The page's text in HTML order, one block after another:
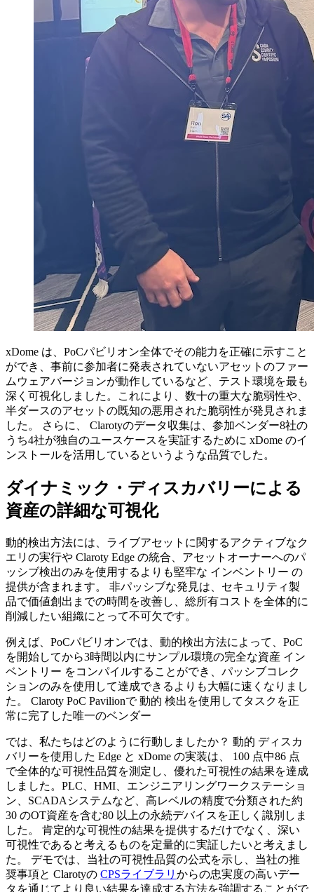
xDome は、PoCパビリオン全体でその能力を正確に示すこと
ができ、事前に参加者に発表されていないアセットのファー
ムウェアバージョンが動作しているなど、テスト環境を最も
深く可視化しました。これにより、数十の重大な脆弱性や、
半ダースのアセットの既知の悪用された脆弱性が発見されま
した。 さらに、 Clarotyのデータ収集は、参加ベンダー8社の
うち4社が独自のユースケースを実証するために xDome のイ
ンストールを活用しているというような品質でした。
ダイナミック・ディスカバリーによる
資産の詳細な可視化
動的検出方法には、ライブアセットに関するアクティブなク
エリの実行や Claroty Edge の統合、アセットオーナーへのパ
ッシブ検出のみを使用するよりも堅牢な インベントリー の
提供が含まれます。 非パッシブな発見は、セキュリティ製
品で価値創出までの時間を改善し、総所有コストを全体的に
削減したい組織にとって不可欠です。
例えば、PoCパビリオンでは、動的検出方法によって、PoC
を開始してから3時間以内にサンプル環境の完全な資産 イン
ベントリー をコンパイルすることができ、パッシブコレク
ションのみを使用して達成できるよりも大幅に速くなりまし
た。 Claroty PoC Pavilionで 動的 検出を使用してタスクを正
常に完了した唯一のベンダー
では、私たちはどのように行動しましたか？ 動的 ディスカ
バリーを使用した Edge と xDome の実装は、 100 点中86 点
で全体的な可視性品質を測定し、優れた可視性の結果を達成
しました。PLC、HMI、エンジニアリングワークステーショ
ン、SCADAシステムなど、高レベルの精度で分類された約
30 のOT資産を含む80 以上の永続デバイスを正しく識別しま
した。 肯定的な可視性の結果を提供するだけでなく、深い
可視性であると考えるものを定量的に実証したいと考えまし
た。 デモでは、当社の可視性品質の公式を示し、当社の推
奨事項と Clarotyの CPSライブラリ からの忠実度の高いデー
タを通じてより良い結果を達成する方法を強調することがで